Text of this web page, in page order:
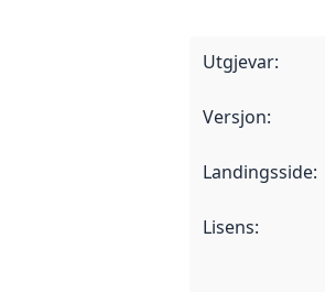
Utgjevar:
Versjon:
Landingsside:
Lisens: